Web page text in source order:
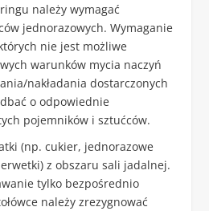
należy wymagać
jednorazowych. Wymaganie
nie jest możliwe
warunków mycia naczyń
nakładania dostarczonych
o odpowiednie
pojemników i sztućców.
(np. cukier, jednorazowe
z obszaru sali jadalnej.
tylko bezpośrednio
należy zrezygnować